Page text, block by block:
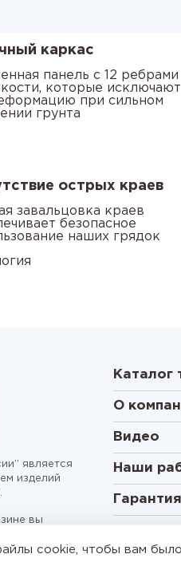
cookie, чтобы вам было
острых краев
завальцовка краев
безопасное
наших грядок
каркас
панель с 12 ребрами
которые исключают
при сильном
грунта
является
изделий
вы
или
Каталог
О
Видео
Наши